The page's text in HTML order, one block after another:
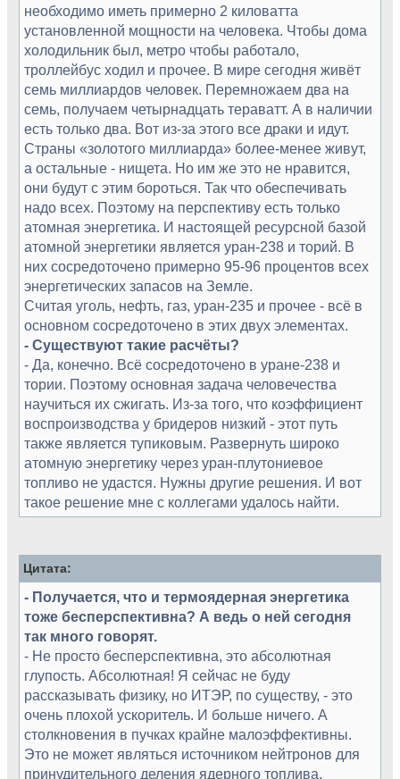
необходимо иметь примерно 2 киловатта
установленной мощности на человека. Чтобы дома
холодильник был, метро чтобы работало,
троллейбус ходил и прочее. В мире сегодня живёт
семь миллиардов человек. Перемножаем два на
семь, получаем четырнадцать тераватт. А в наличии
есть только два. Вот из-за этого все драки и идут.
Страны «золотого миллиарда» более-менее живут,
а остальные - нищета. Но им же это не нравится,
они будут с этим бороться. Так что обеспечивать
надо всех. Поэтому на перспективу есть только
атомная энергетика. И настоящей ресурсной базой
атомной энергетики является уран-238 и торий. В
них сосредоточено примерно 95-96 процентов всех
энергетических запасов на Земле.
Считая уголь, нефть, газ, уран-235 и прочее - всё в
основном сосредоточено в этих двух элементах.
- Существуют такие расчёты?
- Да, конечно. Всё сосредоточено в уране-238 и
тории. Поэтому основная задача человечества
научиться их сжигать. Из-за того, что коэффициент
воспроизводства у бридеров низкий - этот путь
также является тупиковым. Развернуть широко
атомную энергетику через уран-плутониевое
топливо не удастся. Нужны другие решения. И вот
такое решение мне с коллегами удалось найти.
Цитата:
- Получается, что и термоядерная энергетика
тоже бесперспективна? А ведь о ней сегодня
так много говорят.
- Не просто бесперспективна, это абсолютная
глупость. Абсолютная! Я сейчас не буду
рассказывать физику, но ИТЭР, по существу, - это
очень плохой ускоритель. И больше ничего. А
столкновения в пучках крайне малоэффективны.
Это не может являться источником нейтронов для
принудительного деления ядерного топлива.